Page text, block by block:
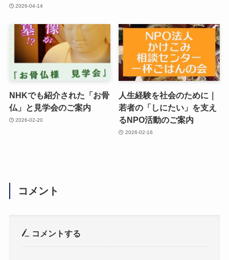
2026-04-14
NHKでも紹介された「お骨
仏」と見学会のご案内
2026-02-20
人生経験を社会のために｜
若者の「しにたい」を支え
るNPO活動のご案内
2026-02-16
コメント
コメントする